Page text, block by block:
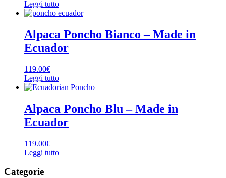
Leggi tutto
Alpaca Poncho Bianco – Made in
Ecuador
119.00€
Leggi tutto
Alpaca Poncho Blu – Made in
Ecuador
119.00€
Leggi tutto
Categorie